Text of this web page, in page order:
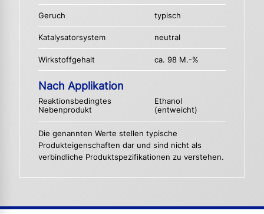
Geruch typisch
Katalysatorsystem neutral
Wirkstoffgehalt ca. 98 M.-%
Nach Applikation
Reaktionsbedingtes
Nebenprodukt
Ethanol
(entweicht)
Die genannten Werte stellen typische
Produkteigenschaften dar und sind nicht als
verbindliche Produktspezifikationen zu verstehen.